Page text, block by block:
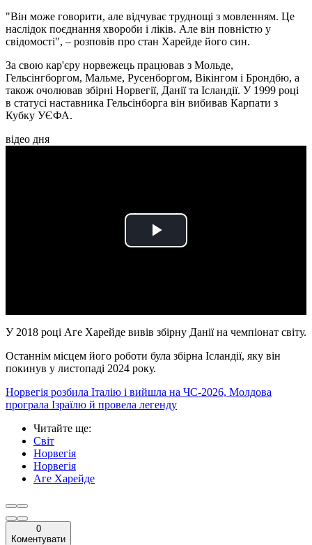
"Він може говорити, але відчуває труднощі з мовленням. Це
наслідок поєднання хвороби і ліків. Але він повністю у
свідомості", – розповів про стан Харейде його син.
За свою кар'єру норвежець працював з Мольде,
Гельсінгборгом, Мальме, Русенборгом, Вікінгом і Брондбю, а
також очолював збірні Норвегії, Данії та Ісландії. У 1999 році
в статусі наставника Гельсінборга він вибивав Карпати з
Кубку УЄФА.
відео дня
Play
У 2018 році Аге Харейде вивів збірну Данії на чемпіонат світу.
Останнім місцем його роботи була збірна Ісландії, яку він
покинув у листопаді 2024 року.
Норвегія розбила Італію і вийшла на ЧС-2026, Молдова
програла Ізраїлю й провела легенду
Читайте ще:
Світ
Норвегія
Норвегія
Аге Харейде
0
Коментувати